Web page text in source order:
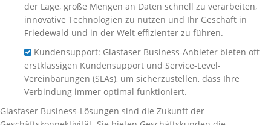
der Lage, große Mengen an Daten schnell zu verarbeiten,
innovative Technologien zu nutzen und Ihr Geschäft in
Friedewald und in der Welt effizienter zu führen.
Kundensupport: Glasfaser Business-Anbieter bieten oft
erstklassigen Kundensupport und Service-Level-
Vereinbarungen (SLAs), um sicherzustellen, dass Ihre
Verbindung immer optimal funktioniert.
Glasfaser Business-Lösungen sind die Zukunft der